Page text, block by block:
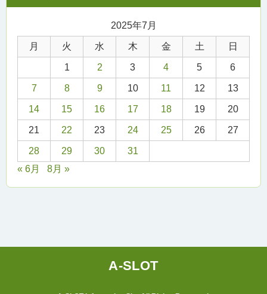
2025年7月
月 火 水 木 金 土 日
1 2 3 4 5 6
7 8 9 10 11 12 13
14 15 16 17 18 19 20
21 22 23 24 25 26 27
28 29 30
31
« 6月
8月 »